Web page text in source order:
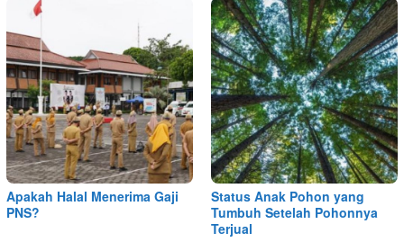
Apakah Halal Menerima Gaji
PNS?
Status Anak Pohon yang
Tumbuh Setelah Pohonnya
Terjual